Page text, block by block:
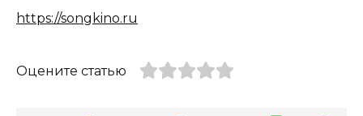
https://songkino.ru
Оцените статью